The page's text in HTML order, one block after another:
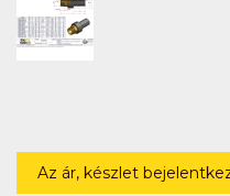
Az ár, készlet